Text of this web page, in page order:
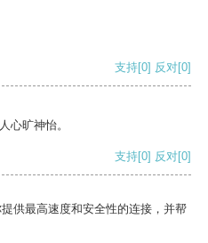
支持[0] 反对[0]
心旷神怡。
支持[0] 反对[0]
供最高速度和安全性的连接，并帮